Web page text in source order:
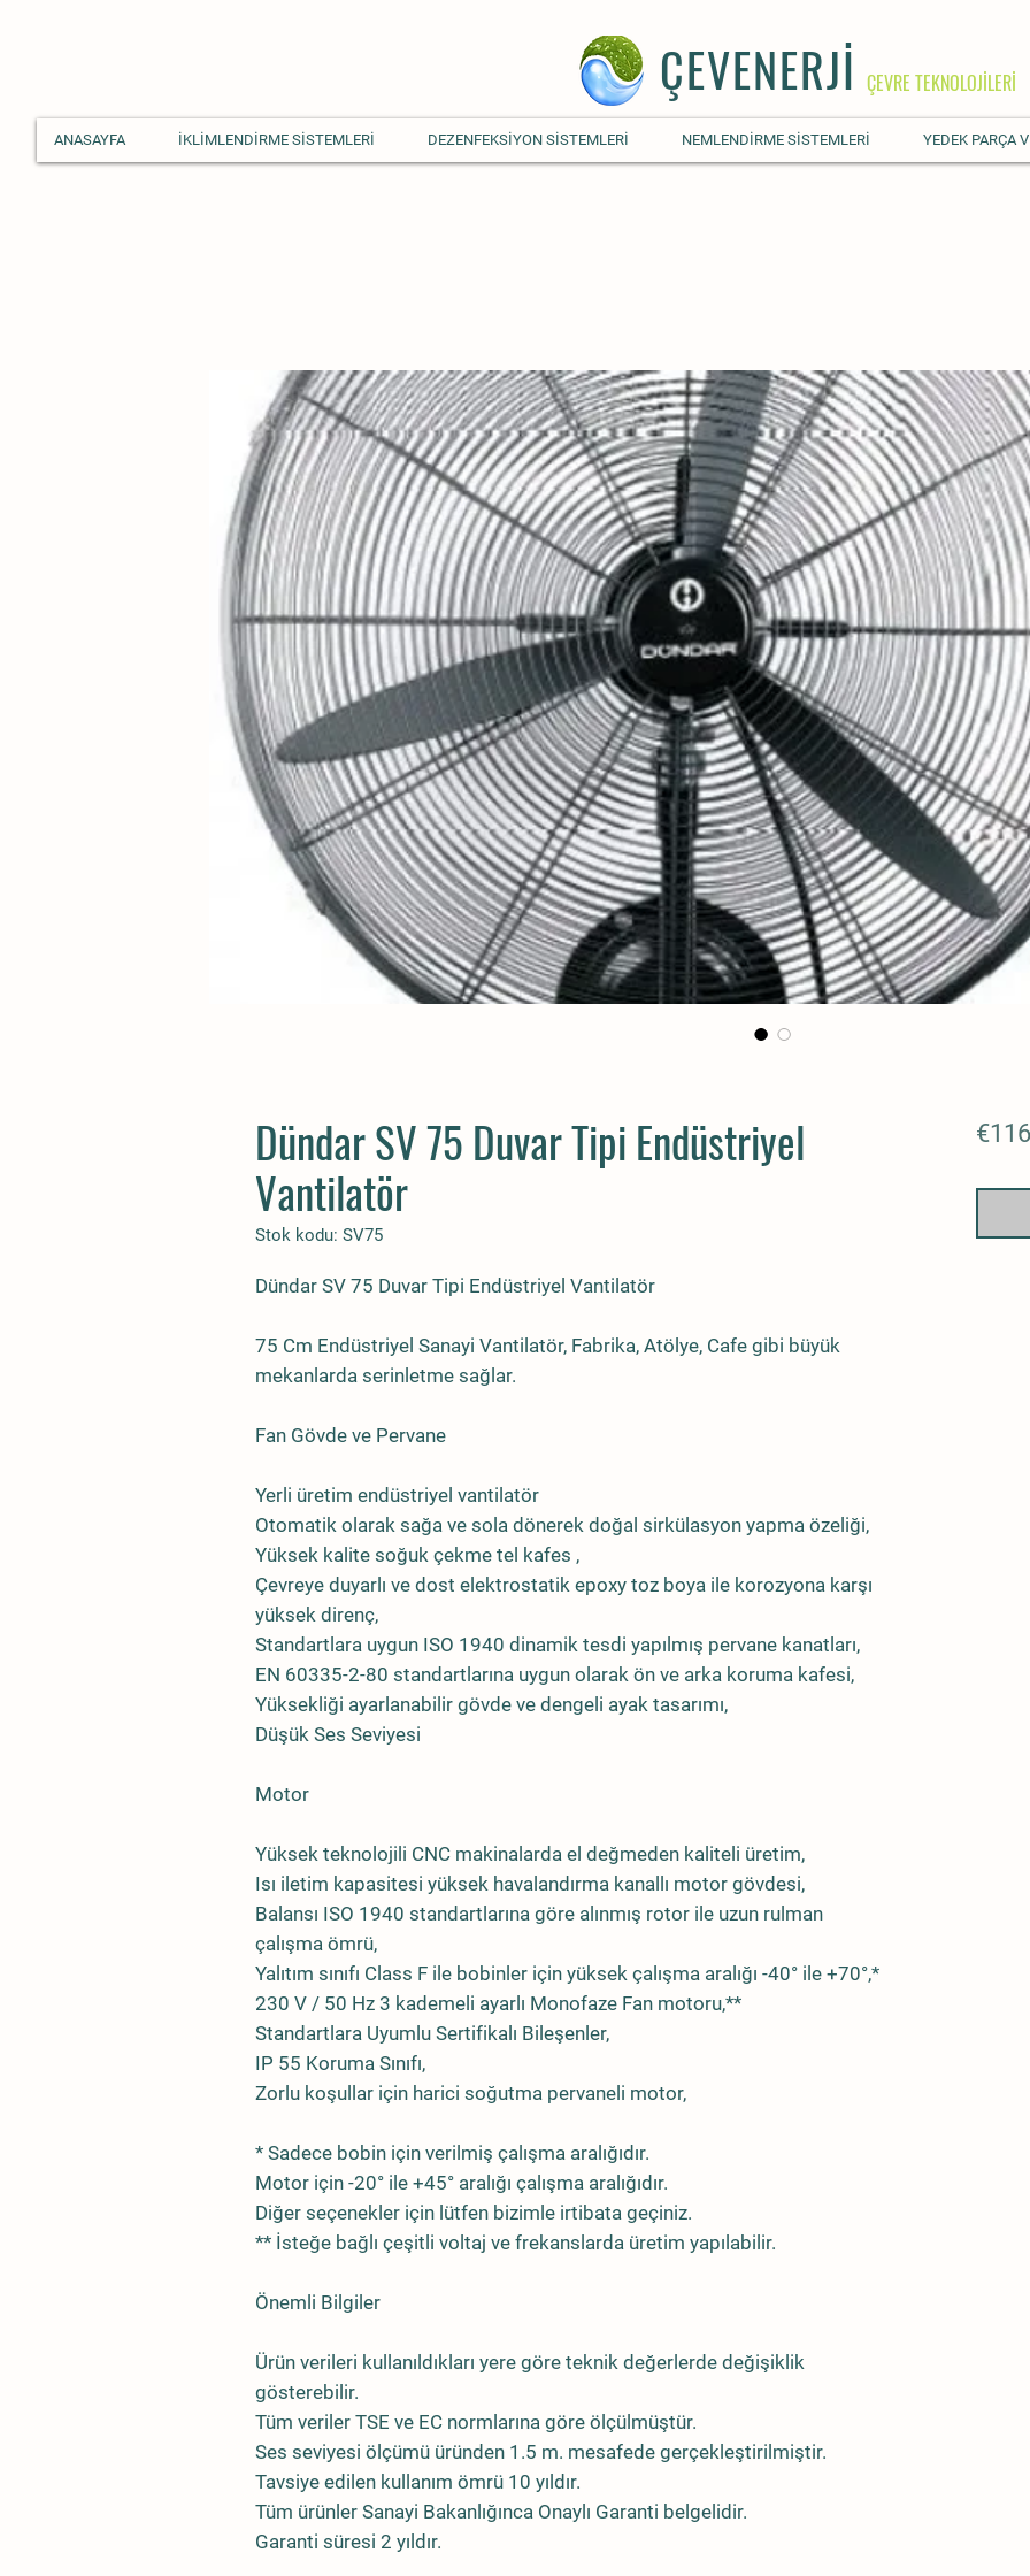
ANASAYFA İKLİMLENDİRME SİSTEMLERİ DEZENFEKSİYON SİSTEMLERİ NEMLENDİRME SİSTEMLERİ YEDEK PARÇA
ÇEVRE TEKNOLOJİLERİ
ÇEVENERJİ
Dündar SV 75 Duvar Tipi Endüstriyel
Vantilatör
Stok kodu: SV75
Dündar SV 75 Duvar Tipi Endüstriyel Vantilatör
75 Cm Endüstriyel Sanayi Vantilatör, Fabrika, Atölye, Cafe gibi büyük
mekanlarda serinletme sağlar.
Fan Gövde ve Pervane
Yerli üretim endüstriyel vantilatör
Otomatik olarak sağa ve sola dönerek doğal sirkülasyon yapma özeliği,
Yüksek kalite soğuk çekme tel kafes ,
Çevreye duyarlı ve dost elektrostatik epoxy toz boya ile korozyona karşı
yüksek direnç,
Standartlara uygun ISO 1940 dinamik tesdi yapılmış pervane kanatları,
EN 60335-2-80 standartlarına uygun olarak ön ve arka koruma kafesi,
Yüksekliği ayarlanabilir gövde ve dengeli ayak tasarımı,
Düşük Ses Seviyesi
Motor
Yüksek teknolojili CNC makinalarda el değmeden kaliteli üretim,
Isı iletim kapasitesi yüksek havalandırma kanallı motor gövdesi,
Balansı ISO 1940 standartlarına göre alınmış rotor ile uzun rulman
çalışma ömrü,
Yalıtım sınıfı Class F ile bobinler için yüksek çalışma aralığı -40° ile +70°,*
230 V / 50 Hz 3 kademeli ayarlı Monofaze Fan motoru,**
Standartlara Uyumlu Sertifikalı Bileşenler,
IP 55 Koruma Sınıfı,
Zorlu koşullar için harici soğutma pervaneli motor,
* Sadece bobin için verilmiş çalışma aralığıdır.
Motor için -20° ile +45° aralığı çalışma aralığıdır.
Diğer seçenekler için lütfen bizimle irtibata geçiniz.
** İsteğe bağlı çeşitli voltaj ve frekanslarda üretim yapılabilir.
Önemli Bilgiler
Ürün verileri kullanıldıkları yere göre teknik değerlerde değişiklik
gösterebilir.
Tüm veriler TSE ve EC normlarına göre ölçülmüştür.
Ses seviyesi ölçümü üründen 1.5 m. mesafede gerçekleştirilmiştir.
Tavsiye edilen kullanım ömrü 10 yıldır.
Tüm ürünler Sanayi Bakanlığınca Onaylı Garanti belgelidir.
Garanti süresi 2 yıldır.